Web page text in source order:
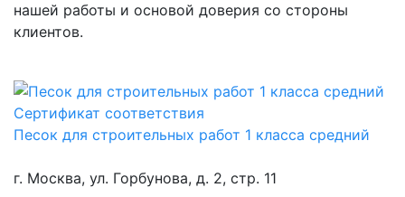
нашей работы и основой доверия со стороны
клиентов.
Сертификат соответствия
Песок для строительных работ 1 класса средний
г. Москва, ул. Горбунова, д. 2, стр. 11